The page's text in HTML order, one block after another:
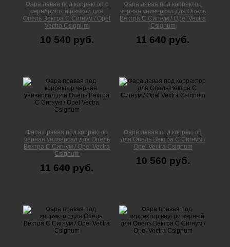
Фара левая под корректор с
серебристой рамкой для
Опель Вектра С Сигнум / Opel
Vectra Сsignum
10 540 руб.
Фара левая под корректор
черная универсал для Опель
Вектра С Сигнум / Opel Vectra
Сsignum
11 640 руб.
Фара правая под корректор
черная универсал для Опель
Вектра С Сигнум / Opel Vectra
Сsignum
11 640 руб.
Фара левая под корректор
для Опель Вектра С Сигнум /
Opel Vectra Сsignum
10 560 руб.